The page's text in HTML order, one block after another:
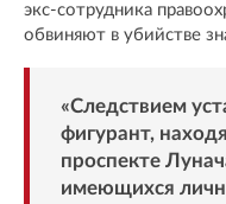
экс-сотрудника
обвиняют в убийстве
«Следствием
фигурант,
проспекте
имеющихся